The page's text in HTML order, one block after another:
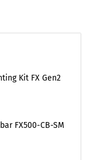
Kit FX Gen2
FX500-CB-SM